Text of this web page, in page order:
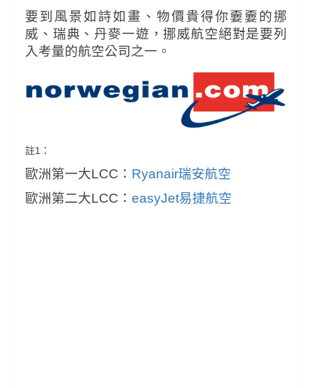
要到風景如詩如畫、物價貴得你嫑嫑的挪
威、瑞典、丹麥一遊，挪威航空絕對是要列
入考量的航空公司之一。
註1：
歐洲第一大LCC： Ryanair瑞安航空
歐洲第二大LCC： easyJet易捷航空